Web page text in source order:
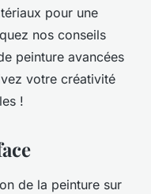
pour une
nos conseils
peinture avancées
votre créativité
!
de la peinture sur